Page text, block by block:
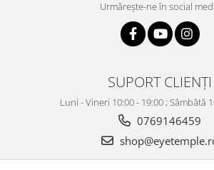
Urmărește-ne în social
SUPORT CLIENȚI
Luni - Vineri 10:00 - 19:00 ; Sâmbătă
0769146459